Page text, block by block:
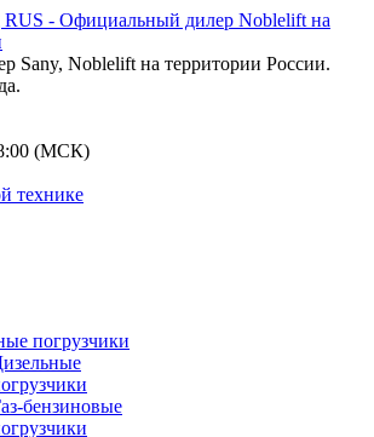
Sany, Noblelift на территории России.
(МСК)
технике
погрузчики
бензиновые